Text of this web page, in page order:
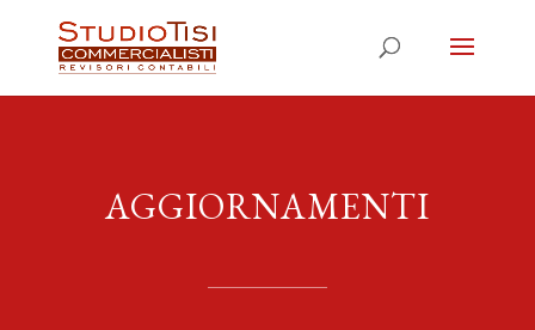
AGGIORNAMENTI